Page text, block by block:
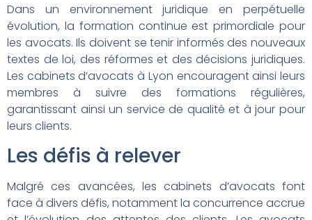
Dans un environnement juridique en perpétuelle
évolution, la formation continue est primordiale pour
les avocats. Ils doivent se tenir informés des nouveaux
textes de loi, des réformes et des décisions juridiques.
Les cabinets d’avocats à Lyon encouragent ainsi leurs
membres à suivre des formations régulières,
garantissant ainsi un service de qualité et à jour pour
leurs clients.
Les défis à relever
Malgré ces avancées, les cabinets d’avocats font
face à divers défis, notamment la concurrence accrue